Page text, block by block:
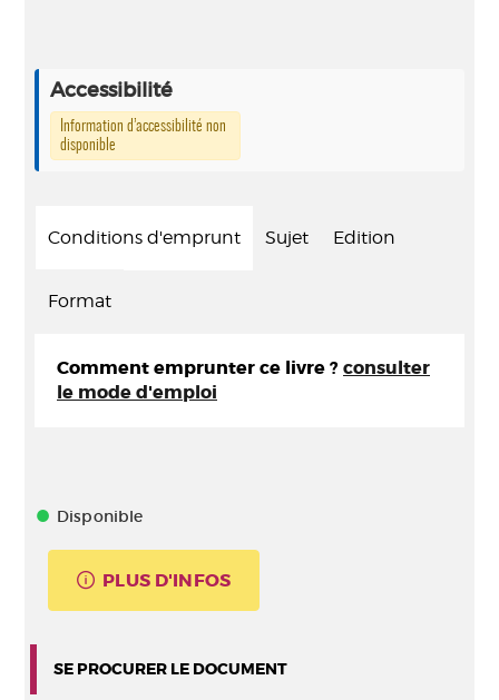
Accessibilité
Information d’accessibilité non
disponible
Conditions d'emprunt Sujet Edition
Format
Comment emprunter ce livre ? consulter
le mode d'emploi
Disponible
PLUS D'INFOS
SE PROCURER LE DOCUMENT